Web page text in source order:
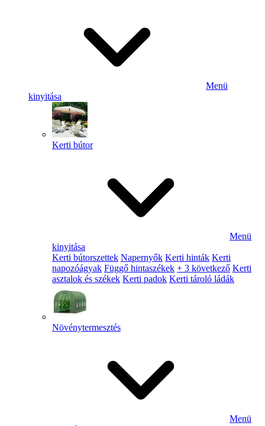
Menü
kinyitása
Kerti bútor
Menü
kinyitása
Kerti bútorszettek Napernyők Kerti hinták Kerti
napozóágyak Függő hintaszékek + 3 következő Kerti
asztalok és székek Kerti padok Kerti tároló ládák
Növénytermesztés
Menü